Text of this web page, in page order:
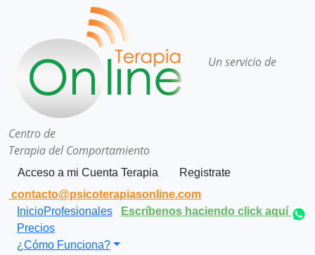
Un servicio de
Centro de
Terapia del Comportamiento
Acceso a mi Cuenta Terapia
Registrate
contacto@psicoterapiasonline.com
Escríbenos haciendo click aquí
InicioProfesionales
Precios
¿Cómo Funciona?